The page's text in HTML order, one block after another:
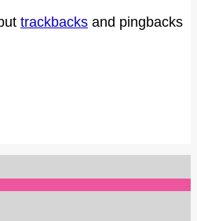
trackbacks and pingbacks